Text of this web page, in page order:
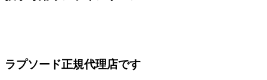
ラプソード正規代理店です